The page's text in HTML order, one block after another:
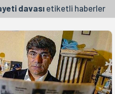
davasıetiketli haberler